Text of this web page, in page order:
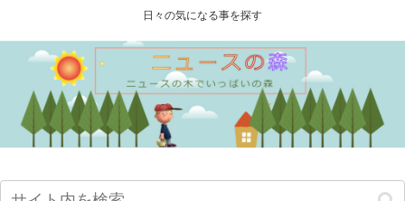
日々の気になる事を探す